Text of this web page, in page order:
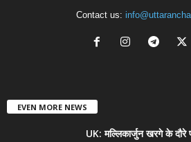
Contact us:
EVEN MORE NEWS
UK: मल्लिकार्जुन खरगे के दौरे